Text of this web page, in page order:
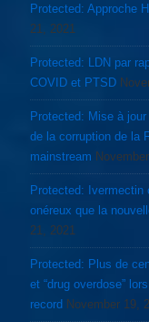
Protected: Approche
21, 2021
Protected: LDN par
COVID et PTSD
Protected: Mise à
de la corruption de la
mainstream
Protected: Ivermectin
onéreux que la
21, 2021
Protected: Plus de
et “drug overdose”
record November 19,